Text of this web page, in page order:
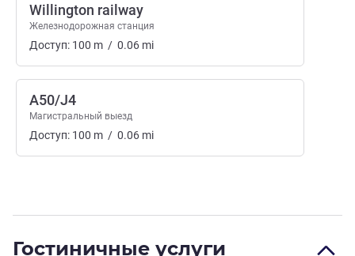
Willington railway
Железнодорожная станция
Доступ: 100 m / 0.06 mi
A50/J4
Магистральный выезд
Доступ: 100 m / 0.06 mi
Гостиничные услуги